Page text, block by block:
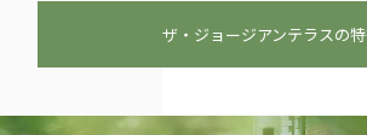
ザ・ジョージアンテラスの